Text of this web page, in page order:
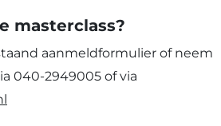
masterclass?
aanmeldformulier of neem
040-2949005 of via